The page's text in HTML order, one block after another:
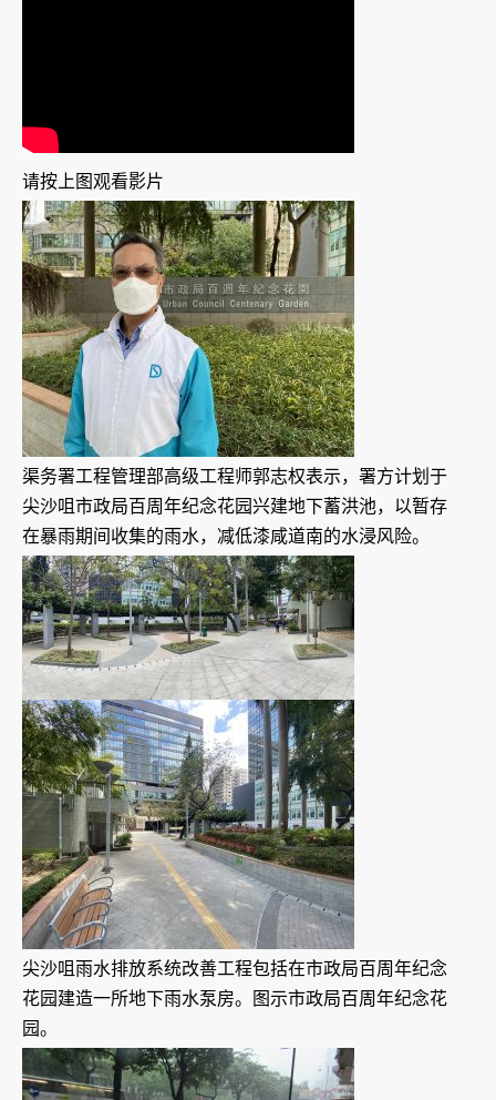
请按上图观看影片
渠务署工程管理部高级工程师郭志权表示，署方计划于
尖沙咀市政局百周年纪念花园兴建地下蓄洪池，以暂存
在暴雨期间收集的雨水，减低漆咸道南的水浸风险。
尖沙咀雨水排放系统改善工程包括在市政局百周年纪念
花园建造一所地下雨水泵房。图示市政局百周年纪念花
园。